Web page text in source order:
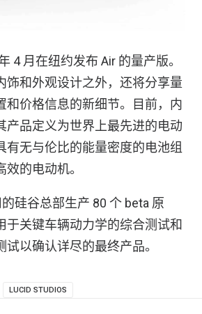
4 月在纽约发布 Air 的量产版。
饰和外观设计之外，还将分享量
和价格信息的新细节。目前，内
产品定义为世界上最先进的电动
有无与伦比的能量密度的电池组
的电动机。
硅谷总部生产 80 个 beta 原
于关键车辆动力学的综合测试和
以确认详尽的最终产品。
LUCID STUDIOS